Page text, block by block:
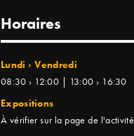
Horaires
Lundi › Vendredi
08:30 › 12:00 | 13:00 › 16:30
Expositions
À vérifier sur la page de l'activité